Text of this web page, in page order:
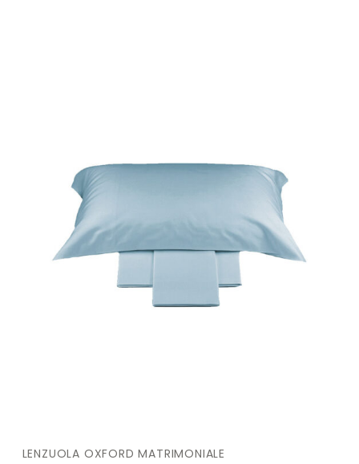
LENZUOLA OXFORD MATRIMONIALE